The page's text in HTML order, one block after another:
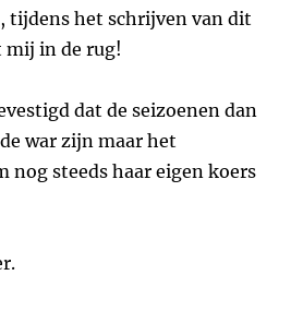
tijdens het schrijven van dit
mij in de rug!
dat de seizoenen dan
war zijn maar het
nog steeds haar eigen koers